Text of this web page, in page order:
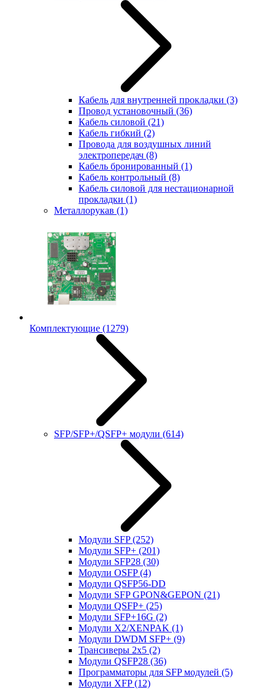
Кабель для внутренней прокладки (3)
Провод установочный (36)
Кабель силовой (21)
Кабель гибкий (2)
Провода для воздушных линий
электропередач (8)
Кабель бронированный (1)
Кабель контрольный (8)
Кабель силовой для нестационарной
прокладки (1)
Металлорукав (1)
Комплектующие (1279)
SFP/SFP+/QSFP+ модули (614)
Модули SFP(252)
Модули SFP+ (201)
Модули SFP28 (30)
Модули OSFP(4)
Модули QSFP56-DD
Модули SFP GPON&GEPON (21)
Модули QSFP+ (25)
Модули SFP+16G (2)
Модули X2/XENPAK (1)
Модули DWDM SFP+ (9)
Трансиверы 2x5 (2)
Модули QSFP28 (36)
Программаторы для SFP модулей (5)
Модули XFP(12)